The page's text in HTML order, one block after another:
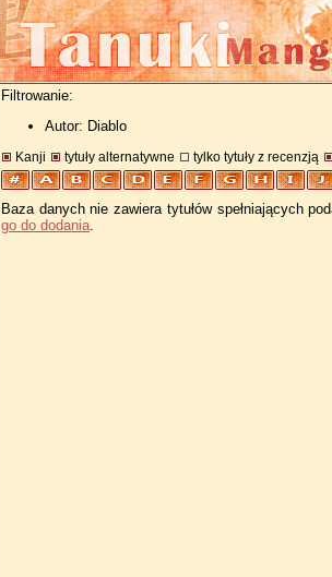
Filtrowanie:
Autor: Diablo
Kanji tytuły alternatywne tylko tytuły z recenzją
Baza danych nie zawiera tytułów spełniających
go do dodania.